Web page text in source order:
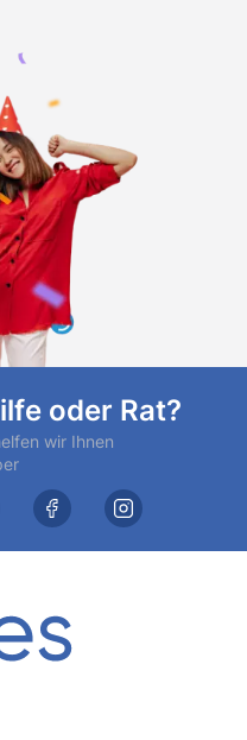
oder Rat?
wir Ihnen